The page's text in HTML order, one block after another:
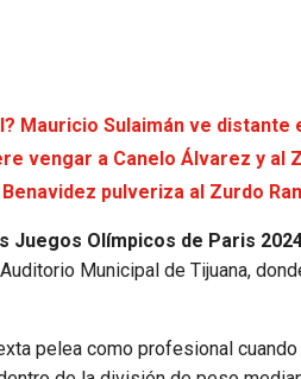
Mauricio Sulaimán ve distante
vengar a Canelo Álvarez y
Benavidez pulveriza al Zurdo
Juegos Olímpicos de Paris
Municipal de Tijuana,
pelea como profesional